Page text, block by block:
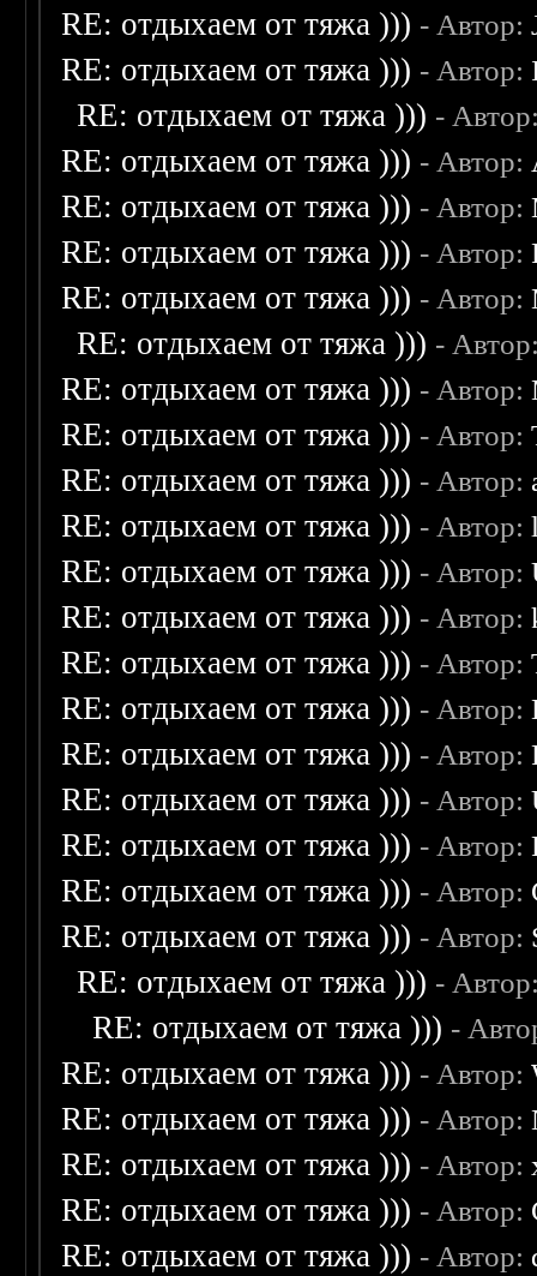
RE: отдыхаем от тяжа ))) - Автор:
RE: отдыхаем от тяжа ))) - Автор:
RE: отдыхаем от тяжа ))) -
RE: отдыхаем от тяжа ))) - Автор:
RE: отдыхаем от тяжа ))) - Автор:
RE: отдыхаем от тяжа ))) - Автор:
RE: отдыхаем от тяжа ))) - Автор:
RE: отдыхаем от тяжа ))) -
RE: отдыхаем от тяжа ))) - Автор:
RE: отдыхаем от тяжа ))) - Автор:
RE: отдыхаем от тяжа ))) - Автор:
RE: отдыхаем от тяжа ))) - Автор:
RE: отдыхаем от тяжа ))) - Автор:
RE: отдыхаем от тяжа ))) - Автор:
RE: отдыхаем от тяжа ))) - Автор:
RE: отдыхаем от тяжа ))) - Автор:
RE: отдыхаем от тяжа ))) - Автор:
RE: отдыхаем от тяжа ))) - Автор:
RE: отдыхаем от тяжа ))) - Автор:
RE: отдыхаем от тяжа ))) - Автор:
RE: отдыхаем от тяжа ))) - Автор:
RE: отдыхаем от тяжа ))) -
RE: отдыхаем от тяжа ))) -
RE: отдыхаем от тяжа ))) - Автор:
RE: отдыхаем от тяжа ))) - Автор:
RE: отдыхаем от тяжа ))) - Автор:
RE: отдыхаем от тяжа ))) - Автор:
RE: отдыхаем от тяжа ))) - Автор: